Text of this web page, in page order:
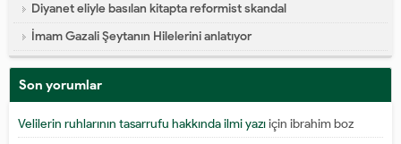
Diyanet eliyle basılan kitapta reformist skandal
İmam Gazali Şeytanın Hilelerini anlatıyor
Son yorumlar
Velilerin ruhlarının tasarrufu hakkında ilmi yazıiçin ibrahim boz